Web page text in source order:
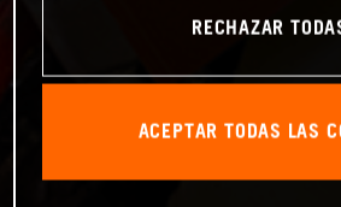
RECHAZAR
ACEPTAR TODAS LAS